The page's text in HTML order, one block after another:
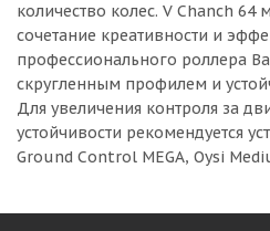
количество колес. V Chanch
сочетание креативности и
профессионального роллера
скругленным профилем и
Для увеличения контроля за
устойчивости рекомендуется
Ground Control MEGA, Oysi